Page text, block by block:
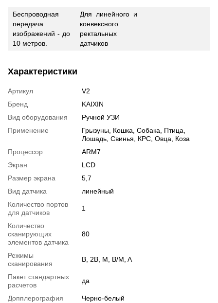
Беспроводная
передача
изображений - до
10 метров.
Для линейного и
конвексного
ректальных
датчиков
Характеристики
Артикул
V2
Бренд
KAIXIN
Вид оборудования
Ручной УЗИ
Применение
Грызуны, Кошка, Собака, Птица,
Лошадь, Свинья, КРС, Овца, Коза
Процессор
ARM7
Экран
LCD
Размер экрана
5,7
Вид датчика
линейный
Количество портов
для датчиков
1
Количество
сканирующих
элементов датчика
80
Режимы
сканирования
B, 2B, M, B/M, A
Пакет стандартных
расчетов
да
Допплерография
Черно-белый